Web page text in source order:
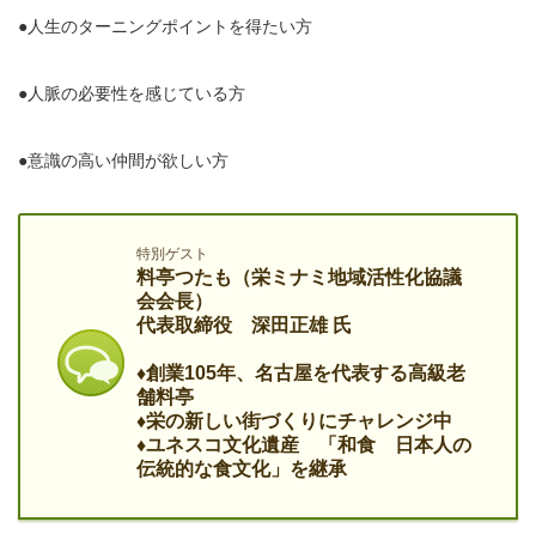
●人生のターニングポイントを得たい方
●人脈の必要性を感じている方
●意識の高い仲間が欲しい方
特別ゲスト
料亭つたも（栄ミナミ地域活性化協議
会会長）
代表取締役 深田正雄 氏
♦創業105年、名古屋を代表する高級老
舗料亭
♦栄の新しい街づくりにチャレンジ中
​♦ユネスコ文化遺産 「和食 日本人の
伝統的な食文化」を継承